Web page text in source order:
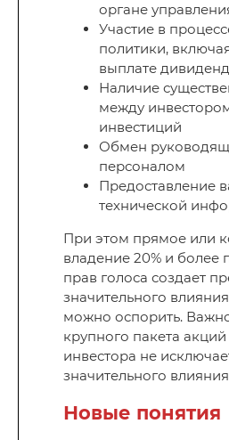
органе
Участие в
политики,
выплате
Наличие
между
инвестиций
Обмен
персоналом
Предоставление
технической
При этом прямое или
владение 20% и более
прав голоса создает
значительного
можно оспорить.
крупного пакета акций
инвестора не
значительного
Новые понятия